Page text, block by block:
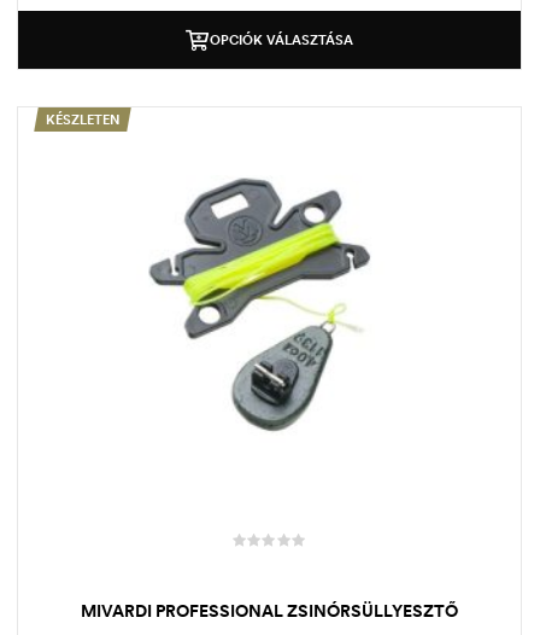
OPCIÓK VÁLASZTÁSA
KÉSZLETEN
MIVARDI PROFESSIONAL ZSINÓRSÜLLYESZTŐ